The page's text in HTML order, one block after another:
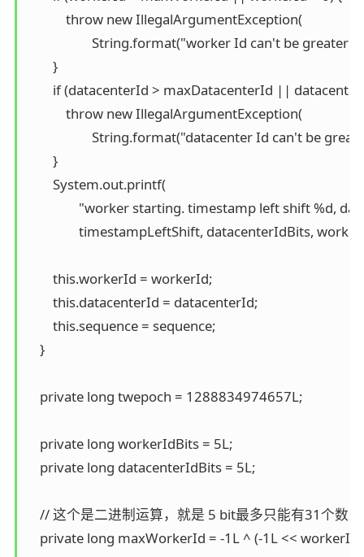
            throw new IllegalArgumentException(
String.format("worker Id can't be
        }
if (datacenterId > maxDatacenterId ||
            throw new IllegalArgumentException(
String.format("datacenter Id can't be
        }
        System.out.printf(
"worker starting. timestamp left shift
timestampLeftShift, datacenterIdBits,
        this.workerId = workerId;
        this.datacenterId = datacenterId;
        this.sequence = sequence;
    }
    private long twepoch = 1288834974657L;
    private long workerIdBits = 5L;
    private long datacenterIdBits = 5L;
// 这个是二进制运算，就是 5 bit最多只能有31个
private long maxWorkerId = -1L ^ (-1L <<